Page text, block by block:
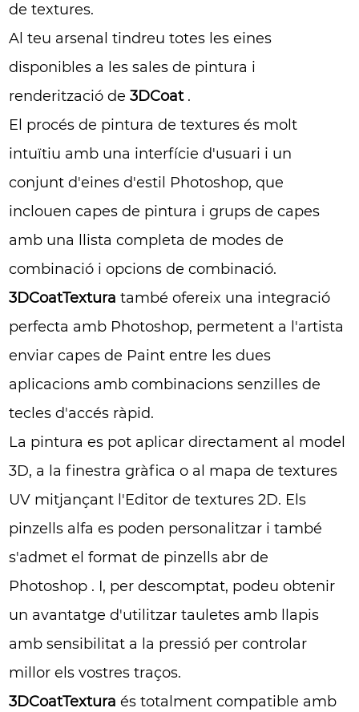
de textures.
Al teu arsenal tindreu totes les eines
disponibles a les sales de pintura i
renderització de3DCoat.
El procés de pintura de textures és molt
intuïtiu amb una interfície d'usuari i un
conjunt d'eines d'estil Photoshop, que
inclouen capes de pintura i grups de capes
amb una llista completa de modes de
combinació i opcions de combinació.
3DCoatTextura també ofereix una integració
perfecta amb Photoshop, permetent a l'artista
enviar capes de Paint entre les dues
aplicacions amb combinacions senzilles de
tecles d'accés ràpid.
La pintura es pot aplicar directament al model
3D, a la finestra gràfica o al mapa de textures
UV mitjançant l'Editor de textures 2D. Els
pinzells alfa es poden personalitzar i també
s'admet el format de pinzells abr de
Photoshop . I, per descomptat, podeu obtenir
un avantatge d'utilitzar tauletes amb llapis
amb sensibilitat a la pressió per controlar
millor els vostres traços.
3DCoatTextura és totalment compatible amb